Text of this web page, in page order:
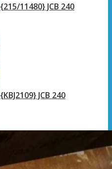
{215/11480} JCB 240
{KBJ2109} JCB 240